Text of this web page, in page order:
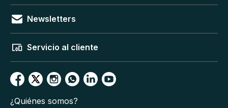
Newsletters
Servicio al cliente
¿Quiénes somos?